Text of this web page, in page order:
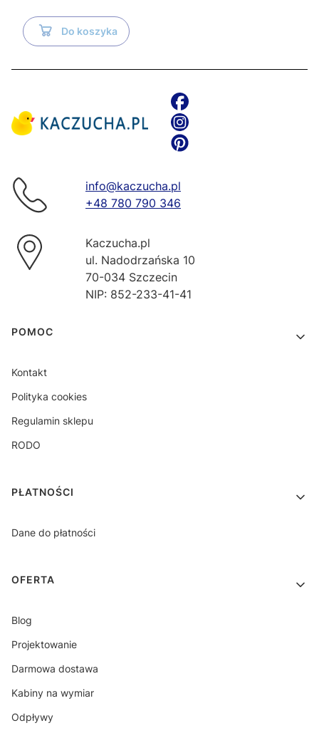
Do koszyka
info@kaczucha.pl
+48 780 790 346
Kaczucha.pl
ul. Nadodrzańska 10
70-034 Szczecin
NIP: 852-233-41-41
Linki w stopce
POMOC
Kontakt
Polityka cookies
Regulamin sklepu
RODO
PŁATNOŚCI
Dane do płatności
OFERTA
Blog
Projektowanie
Darmowa dostawa
Kabiny na wymiar
Odpływy